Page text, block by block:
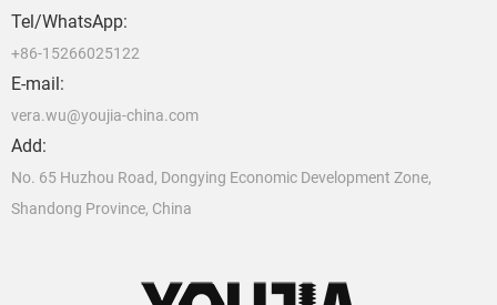
Tel/WhatsApp:
+86-15266025122
E-mail:
vera.wu@youjia-china.com
Add:
No. 65 Huzhou Road, Dongying Economic Development Zone,
Shandong Province, China